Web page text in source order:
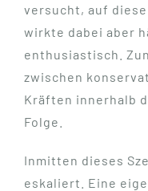
versucht, auf
wirkte dabei aber
enthusiastisch.
zwischen
Kräften innerhalb
Folge.
Inmitten dieses
eskaliert. Eine